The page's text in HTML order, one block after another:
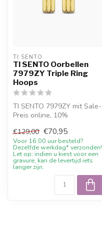
TI SENTO
TI SENTO Oorbellen
7979ZY Triple Ring
Hoops
TI SENTO 7979ZY mit Sale-
Preis online, 10%
Beratung
€129,00 €70,95
Voor 16.00 uur besteld?
Dezelfde werkdag* verzonden!
Let op: indien u kiest voor een
gravure, kan de levertijd iets
langer zijn.